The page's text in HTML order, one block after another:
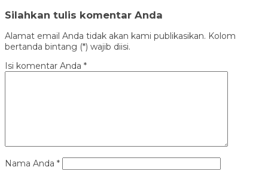
Silahkan tulis komentar Anda
Alamat email Anda tidak akan kami publikasikan. Kolom
bertanda bintang (*) wajib diisi.
Isi komentar Anda *
Nama Anda *